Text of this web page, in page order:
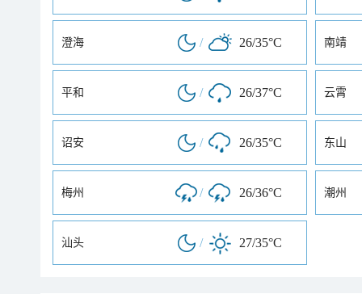
澄海 / 26/35°C 南靖
平和 / 26/37°C 云霄
诏安 / 26/35°C 东山
梅州 / 26/36°C 潮州
汕头 / 27/35°C